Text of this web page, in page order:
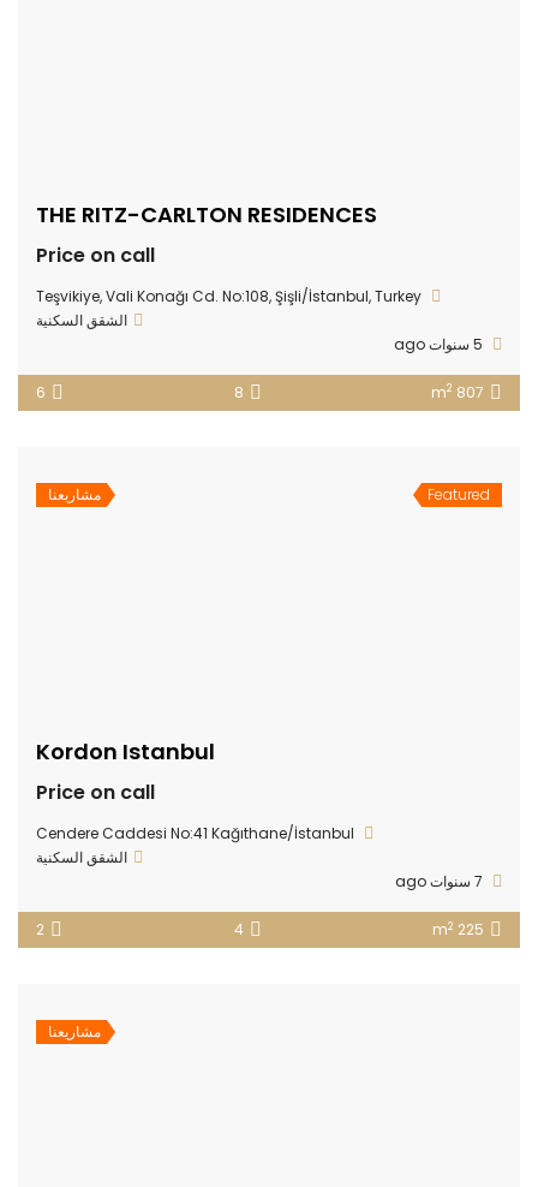
THE RITZ-CARLTON RESIDENCES
Price on call
Teşvikiye, Vali Konağı Cd. No:108, Şişli/İstanbul, Turkey
الشقق السكنية
807 m
2
8
6
Featured مشاريعنا
Kordon Istanbul
Price on call
Cendere Caddesi No:41 Kağıthane/İstanbul
الشقق السكنية
225 m
2
4
2
مشاريعنا